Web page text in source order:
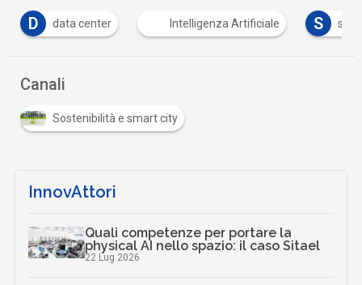
D
data center Intelligenza Artificiale S
Canali
Sostenibilità e smart city
InnovAttori
Quali competenze per portare la
physical AI nello spazio: il caso Sitael
22 Lug 2026